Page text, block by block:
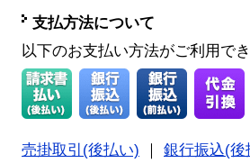
支払方法について
以下のお支払い方法がご利用で
売掛取引(後払い)
銀行振込(後